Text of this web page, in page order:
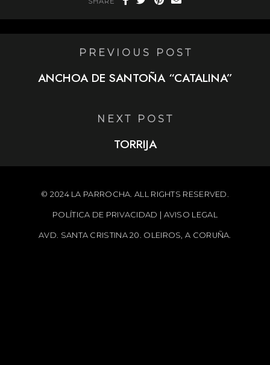
PREVIOUS POST
ANCHOA DE SANTOÑA “CATALINA”
NEXT POST
TORRIJA
© 2024 LA PARROCHA. ALL RIGHTS RESERVED.
POLÍTICA DE PRIVACIDAD AVISO LEGAL
AVD. SANTA CRISTINA 20. OLEIROS, A CORUÑA.